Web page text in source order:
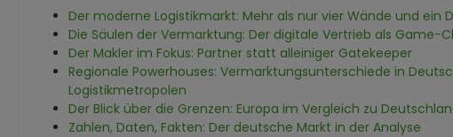
Der moderne Logistikmarkt: Mehr als nur vier Wände und ein
Die Säulen der Vermarktung: Der digitale Vertrieb als Game-
Der Makler im Fokus: Partner statt alleiniger Gatekeeper
Regionale Powerhouses: Vermarktungsunterschiede in
Logistikmetropolen
Der Blick über die Grenzen: Europa im Vergleich zu
Zahlen, Daten, Fakten: Der deutsche Markt in der Analyse